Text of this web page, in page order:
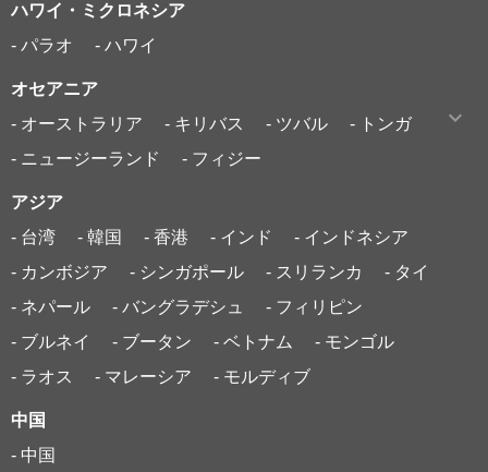
ハワイ・ミクロネシア
- パラオ
- ハワイ
オセアニア
- オーストラリア
- キリバス - ツバル
- トンガ
- ニュージーランド
- フィジー
アジア
- 台湾
- 韓国 - 香港 - インド
- インドネシア
- カンボジア
- シンガポール - スリランカ
- タイ
- ネパール
- バングラデシュ
- フィリピン
- ブルネイ
- ブータン - ベトナム
- モンゴル
- ラオス
- マレーシア - モルディブ
中国
- 中国